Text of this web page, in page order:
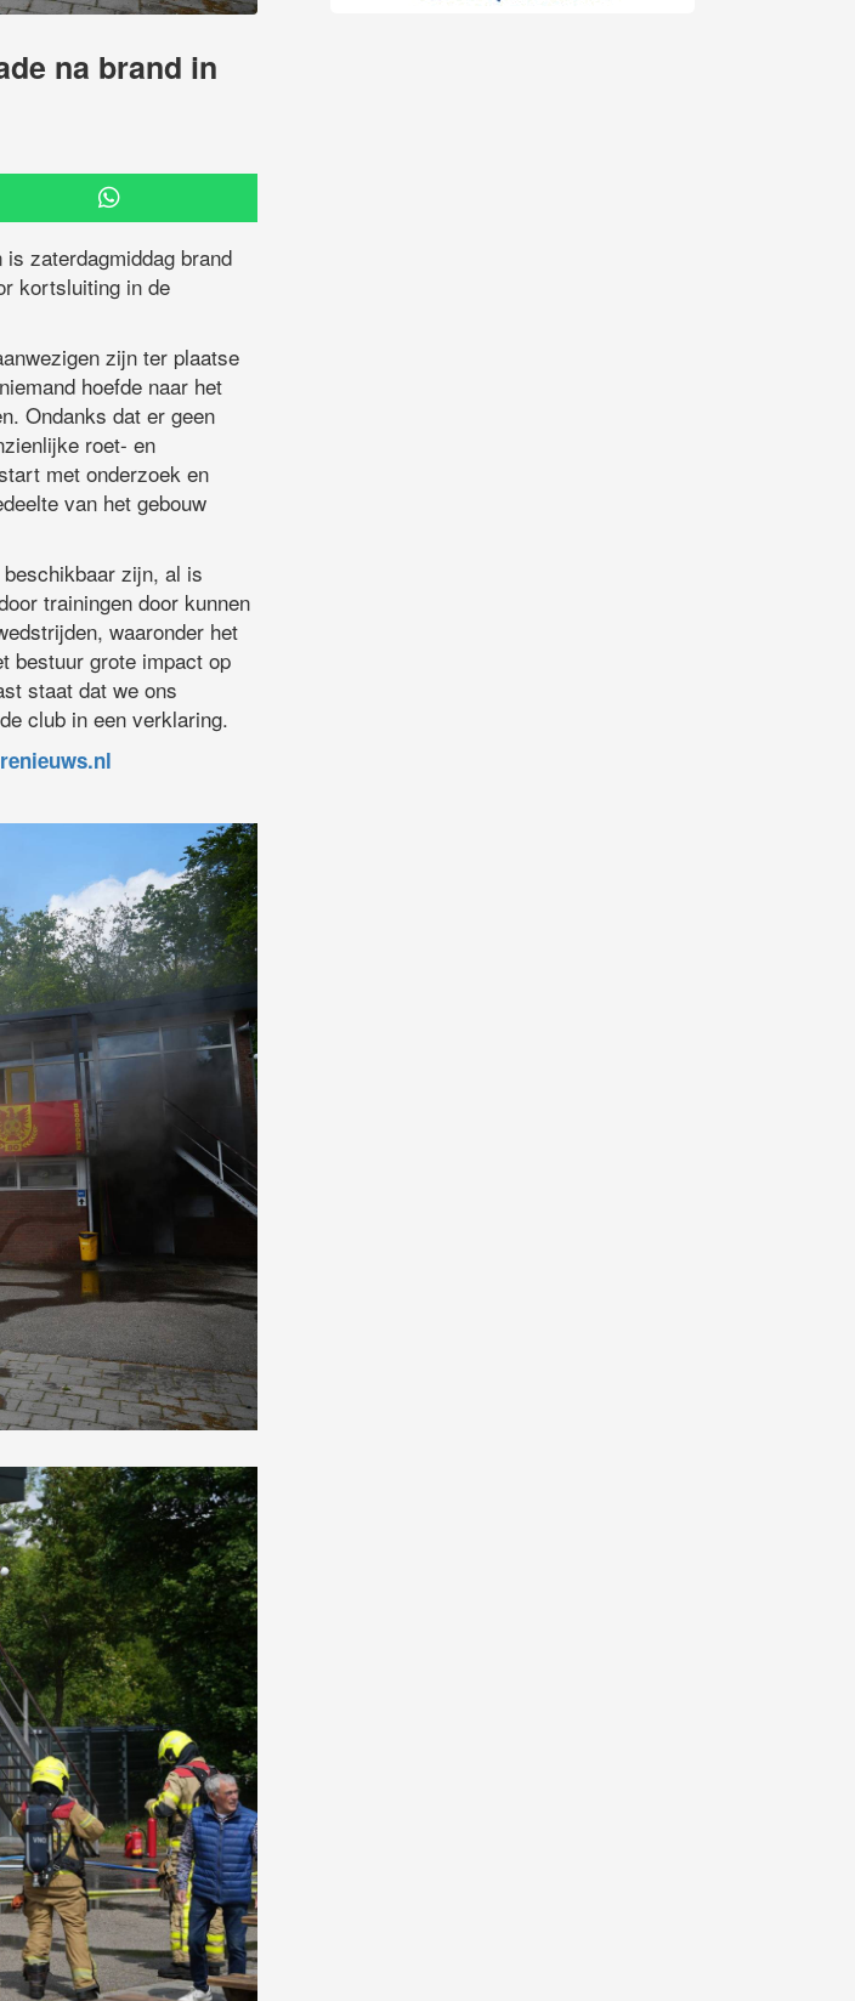
na brand in
zaterdagmiddag brand
kortsluiting in de
zijn ter plaatse
hoefde naar het
Ondanks dat er geen
roet- en
met onderzoek en
van het gebouw
zijn, al is
trainingen door kunnen
waaronder het
bestuur grote impact op
staat dat we ons
club in een verklaring.